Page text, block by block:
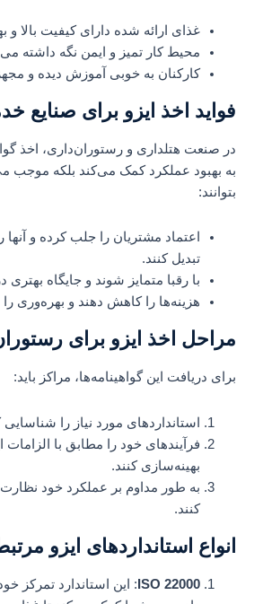
غذای ارائه شده دارای کیفیت بالا و
محیط کار تمیز و ایمن نگه داشته
کارکنان به خوبی آموزش دیده و
فواید اخذ ایزو برای صنایع
در صنعت هتلداری و رستوران‌داری، اخذ
به بهبود عملکرد کمک می‌کند بلکه موجب
بتوانند:
اعتماد مشتریان را جلب کرده و آنها
تبدیل کنند.
با رقبا متمایز شوند و جایگاه بهتری
هزینه‌ها را کاهش دهند و بهره‌وری را
مراحل اخذ ایزو برای
برای دریافت این گواهینامه‌ها، مراکز باید:
استانداردهای مورد نیاز را شناسایی
فرآیندهای خود را مطابق با الزامات
بهینه‌سازی کنند.
به طور مداوم بر عملکرد خود نظارت
کنند.
انواع استانداردهای ایزو
ISO 22000: این استاندارد تمرکز خود